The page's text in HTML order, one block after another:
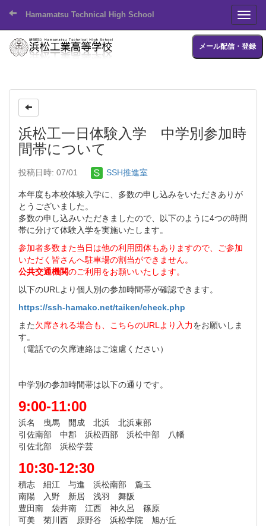
Hamamatsu Technical High School
メール配信・登録
浜松工一日体験入学 中学別参加時
間帯について
投稿日時: 07/01 SSH推進室
本年度も本校体験入学に、多数の申し込みをいただきありが
とうございました。
多数の申し込みいただきましたので、以下のように4つの時間
帯に分けて体験入学を実施いたします。
参加者多数また当日は他の利用団体もありますので、ご参加
いただく皆さんへ駐車場の割当ができません。
公共交通機関のご利用をお願いいたします。
以下のURLより個人別の参加時間帯が確認できます。
https://ssh-hamako.net/taiken/check.php
また欠席される場合も、こちらのURLより入力をお願いしま
す。
（電話での欠席連絡はご遠慮ください）
中学別の参加時間帯は以下の通りです。
9:00-11:00
浜名 曳馬 開成 北浜 北浜東部
引佐南部 中郡 浜松西部 浜松中部 八幡
引佐北部 浜松学芸
10:30-12:30
積志 細江 与進 浜松南部 麁玉
南陽 入野 新居 浅羽 舞阪
豊田南 袋井南 江西 神久呂 篠原
可美 菊川西 原野谷 浜松学院 旭が丘